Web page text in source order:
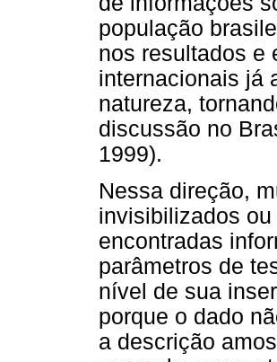
população
nos resultados e
internacionais já
natureza,
discussão no
1999).
Nessa direção,
invisibilizados
encontradas
parâmetros de
nível de sua
porque o dado
a descrição